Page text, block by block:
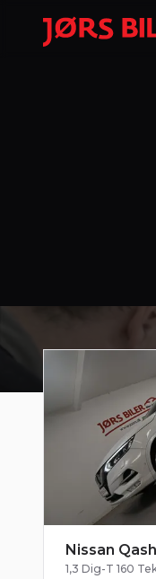
Nissan
1,3 Dig-T 160